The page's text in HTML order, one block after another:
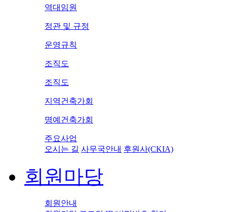
역대임원
정관 및 규정
운영규칙
조직도
조직도
지역건축가회
명예건축가회
주요사업
오시는 길 사무국안내 후원사(CKIA)
회원마당
회원안내